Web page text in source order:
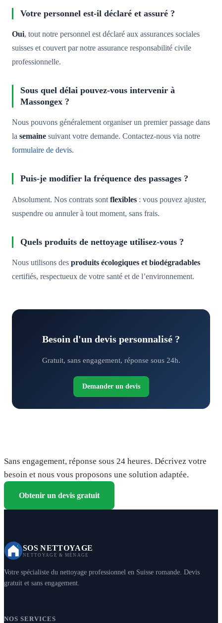
Votre personnel est-il déclaré et assuré ?
Oui, tout notre personnel est déclaré aux assurances sociales
suisses et couvert par notre assurance responsabilité civile
professionnelle.
Sous quel délai pouvez-vous intervenir à
Massongex ?
Nous pouvons généralement organiser un premier passage dans
la semaine suivant votre demande. Contactez-nous via notre
formulaire de devis.
Puis-je modifier la fréquence des passages ?
Absolument. Nos contrats sontflexibles : vous pouvez ajuster,
suspendre ou annuler à tout moment, sans frais.
Quels produits de nettoyage utilisez-vous ?
Nous utilisons des produits écologiques et biodégradables
certifiés, respectueux de votre santé et de l’environnement.
Besoin d'un devis personnalisé ?
Gratuit, sans engagement, réponse sous 24h.
Demander un devis
Sans engagement, réponse sous 24 heures. Décrivez votre
besoin et nous vous proposons une solution adaptée.
Obtenir un devis gratuit
SOS NETTOYAGE
NETTOYAGE & MÉNAGE
Votre spécialiste du nettoyage professionnel en Suisse romande. Devis
gratuit et sans engagement.
NOS SERVICES